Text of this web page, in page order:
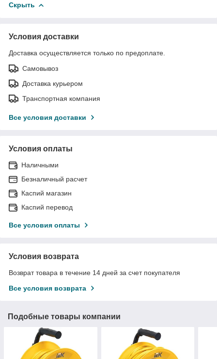
Скрыть
Условия доставки
Доставка осуществляется только по предоплате.
Самовывоз
Доставка курьером
Транспортная компания
Все условия доставки
Условия оплаты
Наличными
Безналичный расчет
Каспий магазин
Каспий перевод
Все условия оплаты
Условия возврата
Возврат товара в течение 14 дней за счет покупателя
Все условия возврата
Подобные товары компании